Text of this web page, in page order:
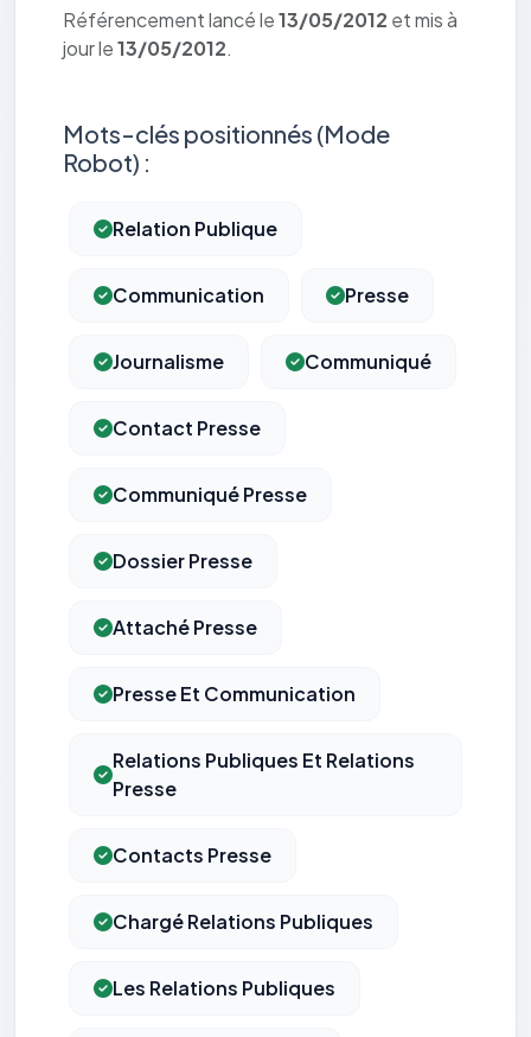
Référencement lancé le13/05/2012 et mis à
jour le13/05/2012.
Mots-clés positionnés (Mode
Robot) :
Relation Publique
Communication Presse
Journalisme Communiqué
Contact Presse
Communiqué Presse
Dossier Presse
Attaché Presse
Presse Et Communication
Relations Publiques Et Relations
Presse
Contacts Presse
Chargé Relations Publiques
Les Relations Publiques